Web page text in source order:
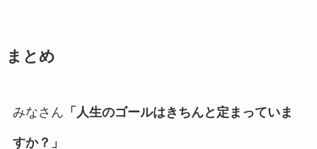
まとめ
みなさん 「人生のゴールはきちんと定まっていま
すか？」